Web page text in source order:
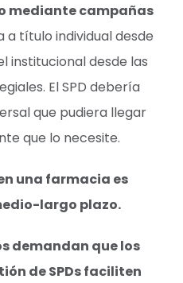
mediante campañas
a título individual desde
institucional desde las
El SPD debería
que pudiera llegar
que lo necesite.
una farmacia es
largo plazo.
demandan que los
de SPDs faciliten